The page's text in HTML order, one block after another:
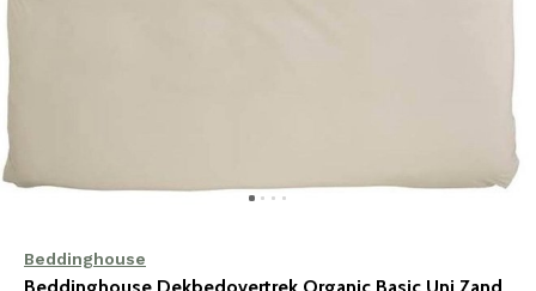
Beddinghouse